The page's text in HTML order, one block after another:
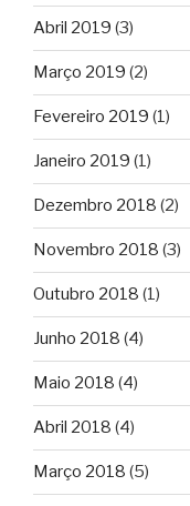
Abril 2019 (3)
Março 2019 (2)
Fevereiro 2019 (1)
Janeiro 2019 (1)
Dezembro 2018 (2)
Novembro 2018 (3)
Outubro 2018 (1)
Junho 2018 (4)
Maio 2018 (4)
Abril 2018 (4)
Março 2018 (5)